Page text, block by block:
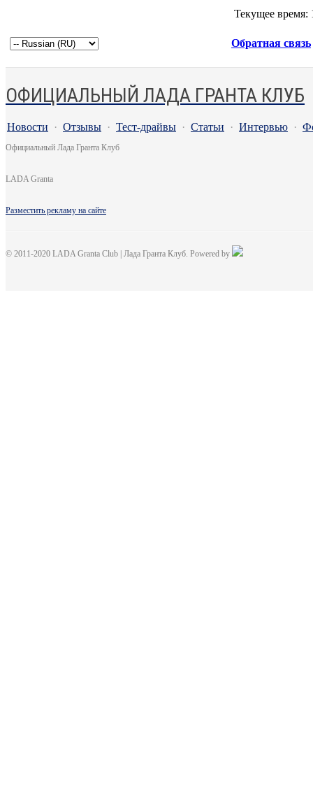
Текущее время:
Обратная связь
ОФИЦИАЛЬНЫЙ ЛАДА ГРАНТА КЛУБ
Новости · Отзывы · Тест-драйвы · Статьи · Интервью ·
Официальный Лада Гранта Клуб
LADA Granta
Разместить рекламу на сайте
© 2011-2020 LADA Granta Club | Лада Гранта Клуб. Powered by